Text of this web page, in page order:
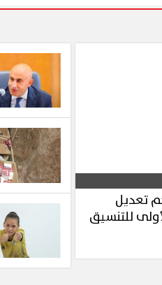
تعديل
للتنسيق
القاهرة يشهد أول مشاركة
التعليم في فعاليات شارع الفن